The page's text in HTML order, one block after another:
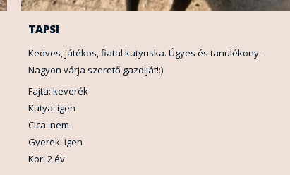
TAPSI
Kedves, játékos, fiatal kutyuska. Ügyes és tanulékony.
Nagyon várja szerető gazdiját!:)
Fajta: keverék
Kutya: igen
Cica: nem
Gyerek: igen
Kor: 2 év